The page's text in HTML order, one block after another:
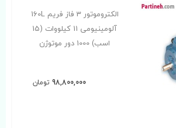
الکتروموتور 3 فاز فریم 160L
آلومینیومی 11 کیلووات (15
اسب) 1000 دور موتوژن
98,800,000 تومان